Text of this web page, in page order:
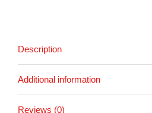
Description
Additional information
Reviews (0)